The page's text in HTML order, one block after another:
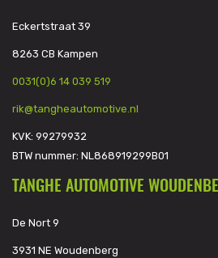
Eckertstraat 39
8263 CB Kampen
0031(0)6 14 039 519
rik@tangheautomotive.nl
KVK: 99279932
BTW nummer: NL868919299B01
TANGHE AUTOMOTIVE
De Nort 9
3931 NE Woudenberg